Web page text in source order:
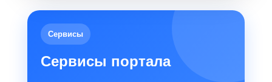
Сервисы
Сервисы портала